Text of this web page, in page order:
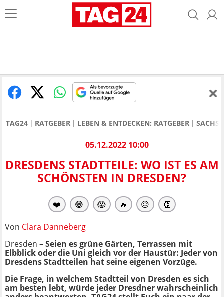
TAG24 RATGEBER LEBEN & ENTDECKEN: RATGEBER
05.12.2022 10:00
DRESDENS STADTTEILE: WO IST ES AM
SCHÖNSTEN IN DRESDEN?
❤️ 😂 😱 🔥 😥 👏
Von Clara Danneberg
Dresden –Seien es grüne Gärten, Terrassen mit
Elbblick oder die Uni gleich vor der Haustür: Jeder von
Dresdens Stadtteilen hat seine eigenen Vorzüge.
Die Frage, in welchem Stadtteil von Dresden es sich
am besten lebt, würde jeder Dresdner wahrscheinlich